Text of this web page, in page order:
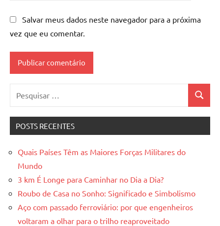
Salvar meus dados neste navegador para a próxima
vez que eu comentar.
POSTS RECENTES
Quais Países Têm as Maiores Forças Militares do
Mundo
3 km É Longe para Caminhar no Dia a Dia?
Roubo de Casa no Sonho: Significado e Simbolismo
Aço com passado ferroviário: por que engenheiros
voltaram a olhar para o trilho reaproveitado